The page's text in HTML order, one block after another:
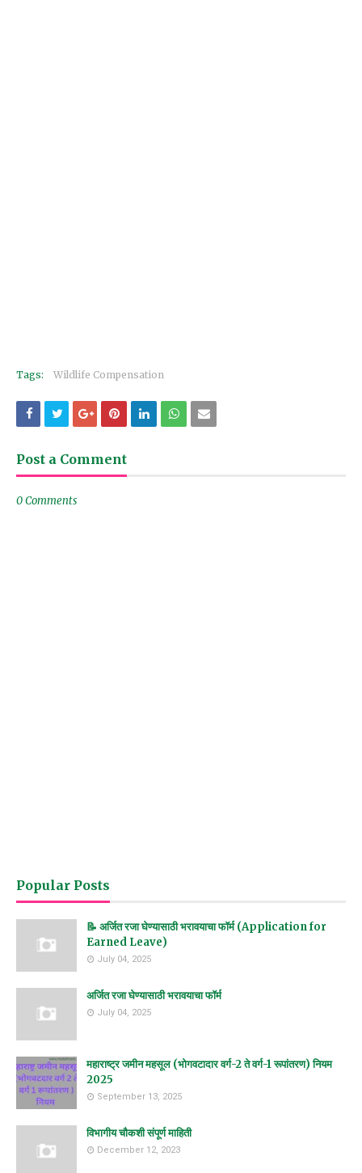
Tags: Wildlife Compensation
Post a Comment
0 Comments
Popular Posts
📝 अर्जित रजा घेण्यासाठी भरावयाचा फॉर्म (Application for
Earned Leave)
July 04, 2025
अर्जित रजा घेण्यासाठी भरावयाचा फॉर्म
July 04, 2025
महाराष्ट्र जमीन महसूल (भोगवटादार वर्ग-2 ते वर्ग-1 रूपांतरण) नियम
2025
September 13, 2025
विभागीय चौकशी संपूर्ण माहिती
December 12, 2023